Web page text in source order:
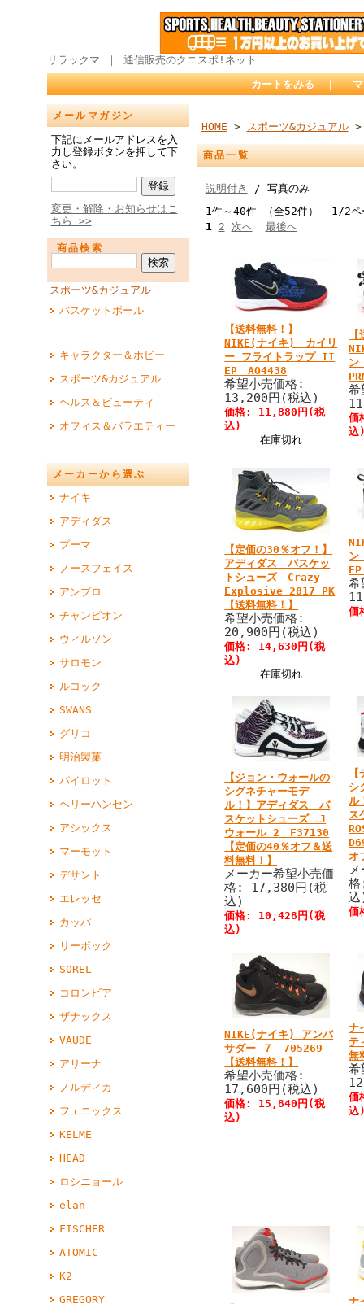
リラックマ ｜ 通信販売のクニスポ!ネット
カートをみる ｜
メールマガジン
下記にメールアドレスを入
力し登録ボタンを押して下
さい。
変更・解除・お知らせはこ
ちら >>
商品検索
スポーツ&カジュアル
バスケットボール
キャラクター＆ホビー
スポーツ&カジュアル
ヘルス＆ビューティ
オフィス＆バラエティー
メーカーから選ぶ
ナイキ
アディダス
プーマ
ノースフェイス
アンブロ
チャンピオン
ウィルソン
サロモン
ルコック
SWANS
グリコ
明治製菓
パイロット
ヘリーハンセン
アシックス
マーモット
デサント
エレッセ
カッパ
リーボック
SOREL
コロンビア
ザナックス
VAUDE
アリーナ
ノルディカ
フェニックス
KELME
HEAD
ロシニョール
elan
FISCHER
ATOMIC
K2
GREGORY
HOME > スポーツ&カジュアル>
商品一覧
説明付き
/ 写真のみ
1件～40件 （全52件） 1/2ペ
1
2 次へ 最後へ
【送料無料！】
NIKE(ナイキ) カイリ
ー フライトラップ II
EP AO4438
希望小売価格:
13,200円(税込)
価格: 11,880円(税
込)
在庫切れ
ン
価
込
【定価の30％オフ！】
アディダス バスケッ
トシューズ Crazy
Explosive 2017 PK
【送料無料！】
希望小売価格:
20,900円(税込)
価格: 14,630円(税
込)
在庫切れ
ン
価
【ジョン・ウォールの
シグネチャーモデ
ル！】アディダス バ
スケットシューズ J
ウォール 2 F37130
【定価の40％オフ＆送
料無料！】
メーカー希望小売価
格: 17,380円(税
込)
価格: 10,428円(税
込)
シ
ル
ス
オ
価
NIKE(ナイキ) アンバ
サダー ７ 705269
【送料無料！】
希望小売価格:
17,600円(税込)
価格: 15,840円(税
込)
ナ
テ
無
価
込
ナ